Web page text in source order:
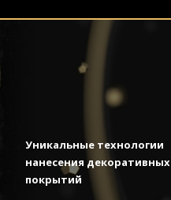
Уникальные технологии
нанесения декоративных
покрытий